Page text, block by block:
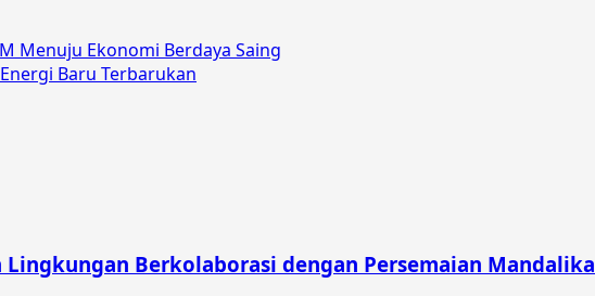
Menuju Ekonomi Berdaya Saing
Baru Terbarukan
Berkolaborasi dengan Persemaian Mandalika